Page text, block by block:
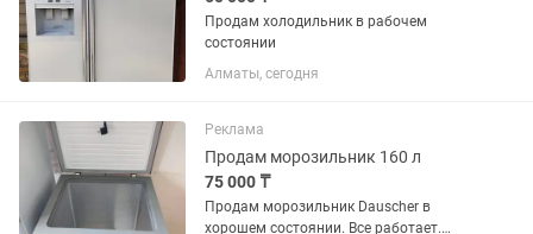
Продам холодильник в рабочем
состоянии
Алматы, сегодня
Реклама
Продам морозильник 160 л
75 000 ₸
Продам морозильник Dauscher в
хорошем состоянии. Все работает.